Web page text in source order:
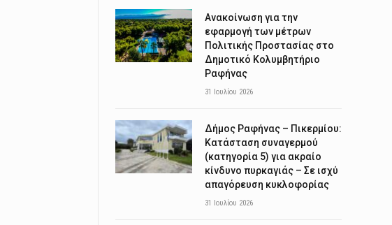
Ανακοίνωση για την
εφαρμογή των μέτρων
Πολιτικής Προστασίας στο
Δημοτικό Κολυμβητήριο
Ραφήνας
31 Ιουλίου 2026
Δήμος Ραφήνας – Πικερμίου:
Κατάσταση συναγερμού
(κατηγορία 5) για ακραίο
κίνδυνο πυρκαγιάς – Σε ισχύ
απαγόρευση κυκλοφορίας
31 Ιουλίου 2026